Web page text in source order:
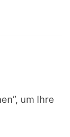
um Ihre